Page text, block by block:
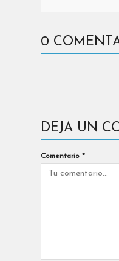
0
DEJA UN
Comentario *